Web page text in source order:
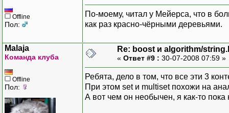
Offline
Пол:
По-моему, читал у Мейерса, что в
как раз красно-чёрными деревьями.
Malaja
Команда клуба
Offline
Пол:
Re: boost и algorithm/
« Ответ #9 : 30-07-2008 07:59 »
Ребята, дело в том, что все эти 3
При этом set и multiset похожи на
А вот чем он необычен, я как-то пока